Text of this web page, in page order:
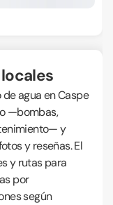
agua en Caspe
—bombas,
y
y reseñas. El
y rutas para
por
según